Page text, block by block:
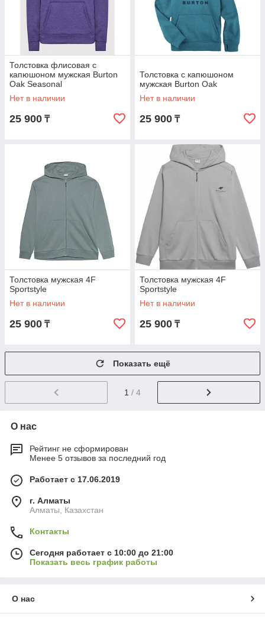
Толстовка флисовая с
капюшоном мужская Burton
Oak Seasonal
Нет в наличии
25 900 ₸
Толстовка с капюшоном
мужская Burton Oak
Нет в наличии
25 900 ₸
Толстовка мужская 4F
Sportstyle
Нет в наличии
25 900 ₸
Толстовка мужская 4F
Sportstyle
Нет в наличии
25 900 ₸
Показать ещё
1 / 4
О нас
Рейтинг не сформирован
Менее 5 отзывов за последний год
Работает с 17.06.2019
г. Алматы
Алматы, Казахстан
Контакты
Сегодня работает с 10:00 до 21:00
Показать весь график работы
О нас